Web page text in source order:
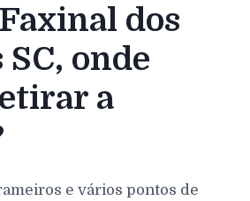
dos
SC, onde
a
e vários pontos de